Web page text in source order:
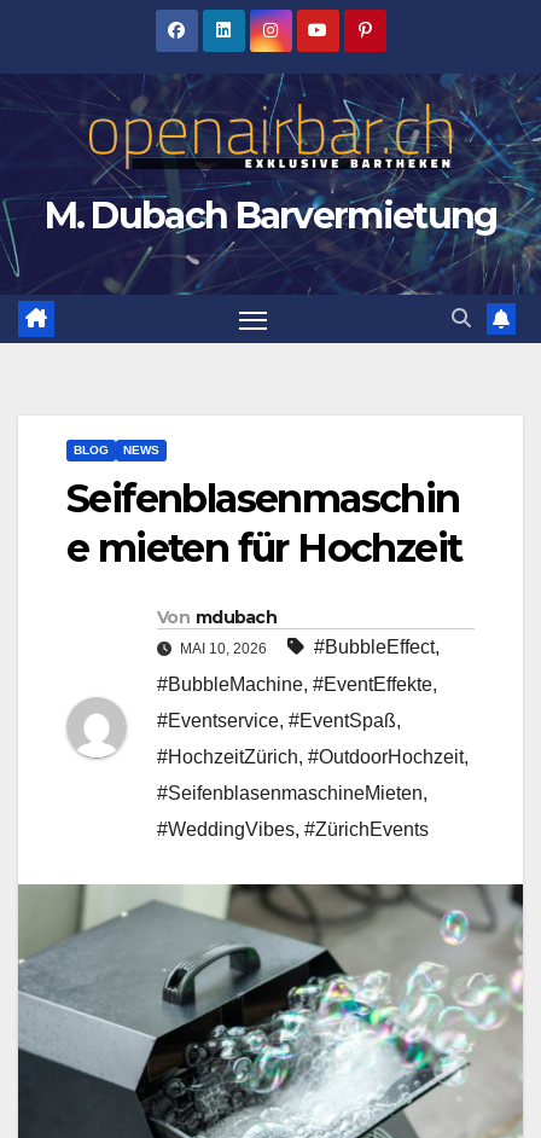
M. Dubach Barvermietung
BLOG NEWS
Seifenblasenmaschin
e mieten für Hochzeit
Von mdubach
MAI 10, 2026 #BubbleEffect,
#BubbleMachine, #EventEffekte,
#Eventservice, #EventSpaß,
#HochzeitZürich, #OutdoorHochzeit,
#SeifenblasenmaschineMieten,
#WeddingVibes, #ZürichEvents